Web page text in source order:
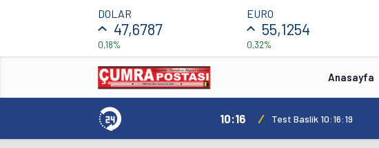
DOLAR
47,6787
0,18%
EURO
55,1254
0,32%
Anasayfa
10:16 / Test Baslik 10:16:19